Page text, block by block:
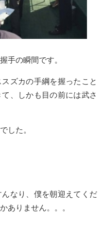
手の瞬間です。
ズカの手綱を握ったこと
、しかも目の前には武さ
した。
なり、僕を朝迎えてくだ
ありません。。。